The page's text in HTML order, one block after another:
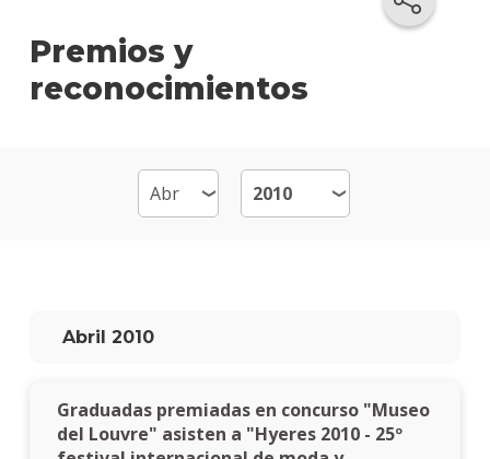
Premios y
reconocimientos
Abril 2010
Graduadas premiadas en concurso "Museo
del Louvre" asisten a "Hyeres 2010 - 25º